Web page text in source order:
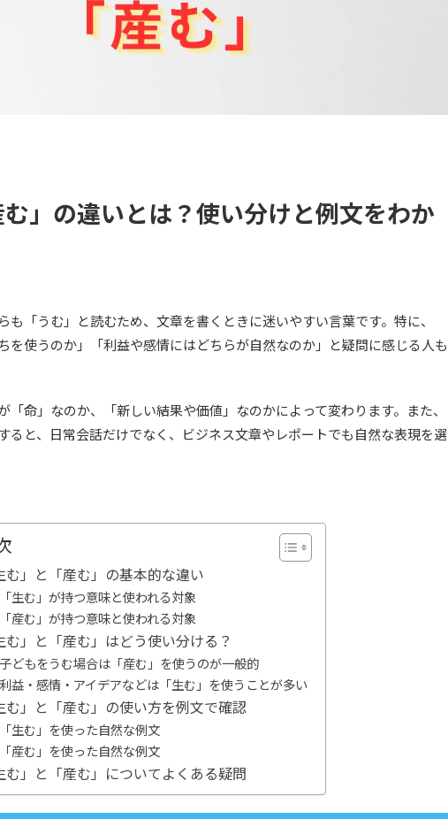
む」の違いとは？使い分けと例文をわか
も「うむ」と読むため、文章を書くときに迷いやすい言葉です。特に、
を使うのか」「利益や感情にはどちらが自然なのか」と疑問に感じる人も
「命」なのか、「新しい結果や価値」なのかによって変わります。また、
ると、日常会話だけでなく、ビジネス文章やレポートでも自然な表現を選
む」と「産む」の基本的な違い
「生む」が持つ意味と使われる対象
「産む」が持つ意味と使われる対象
む」と「産む」はどう使い分ける？
子どもをうむ場合は「産む」を使うのが一般的
利益・感情・アイデアなどは「生む」を使うことが多い
む」と「産む」の使い方を例文で確認
「生む」を使った自然な例文
「産む」を使った自然な例文
む」と「産む」についてよくある疑問